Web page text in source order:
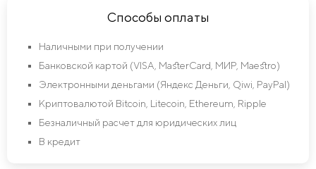
Способы оплаты
Наличными при получении
Банковской картой (VISA, MasterCard, МИР, Maestro)
Электронными деньгами (Яндекс Деньги, Qiwi, PayPal)
Криптовалютой Bitcoin, Litecoin, Ethereum, Ripple
Безналичный расчет для юридических лиц
В кредит